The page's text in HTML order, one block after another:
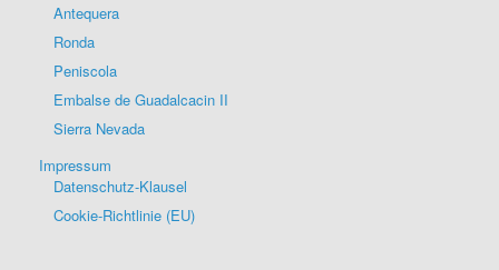
Antequera
Ronda
Peniscola
Embalse de Guadalcacin II
Sierra Nevada
Impressum
Datenschutz-Klausel
Cookie-Richtlinie (EU)